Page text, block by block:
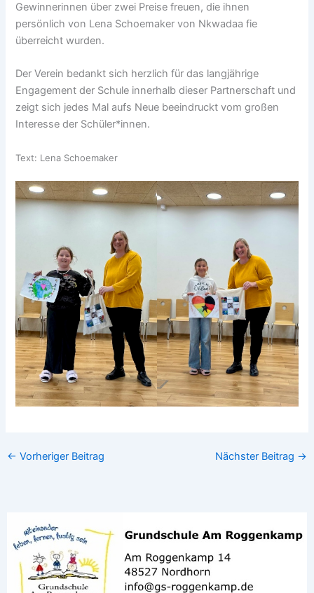
Gewinnerinnen über zwei Preise freuen, die ihnen
persönlich von Lena Schoemaker von Nkwadaa fie
überreicht wurden.
Der Verein bedankt sich herzlich für das langjährige
Engagement der Schule innerhalb dieser Partnerschaft und
zeigt sich jedes Mal aufs Neue beeindruckt vom großen
Interesse der Schüler*innen.
Text: Lena Schoemaker
← Vorheriger Beitrag Nächster Beitrag →